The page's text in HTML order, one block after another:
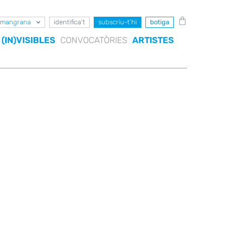
mangrana identifica’t subscriu-t’hi botiga
(IN)VISIBLES CONVOCATÒRIES ARTISTES